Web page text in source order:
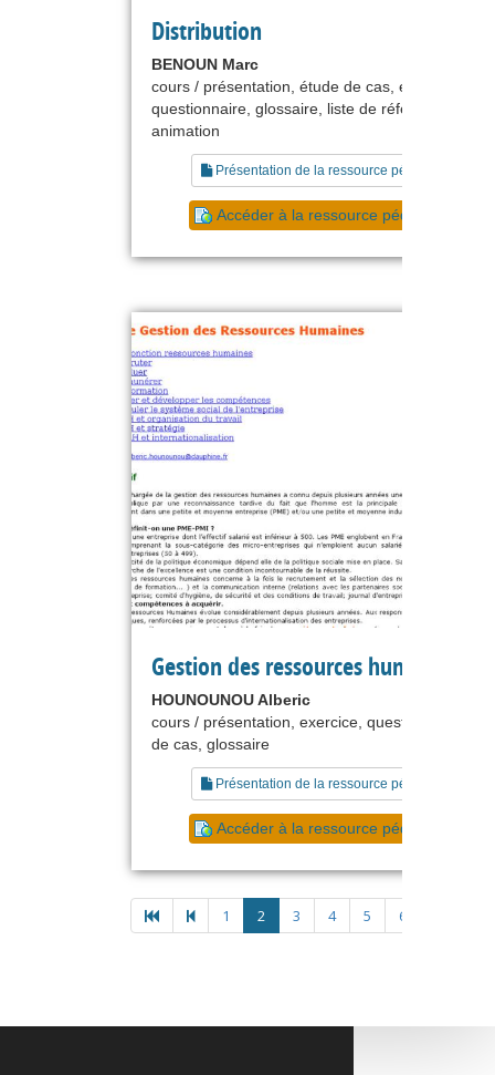
Distribution
BENOUN Marc
cours / présentation, étude de cas, exercice,
questionnaire, glossaire, liste de références,
animation
Présentation de la ressource pédagogique
Accéder à la ressource pédagogique
Gestion des ressources humaines
HOUNOUNOU Alberic
cours / présentation, exercice, questionnaire,
de cas, glossaire
Présentation de la ressource pédagogique
Accéder à la ressource pédagogique
1 2 3 4 5 6